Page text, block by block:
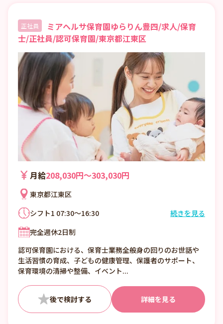
正社員
ミアヘルサ保育園ゆらりん豊四/求人/保育
士/正社員/認可保育園/東京都江東区
月給208,030円〜303,030円
東京都江東区
シフト1 07:30～16:30
シフト3 09:00～18:00
その他時間帯もございますので詳しくはお問
い合わせください。
続きを見る
完全週休2日制
認可保育園における、保育士業務全般身の回りのお世話や
生活習慣の育成、子どもの健康管理、保護者のサポート、
保育環境の清掃や整備、イベント...
詳細を見る